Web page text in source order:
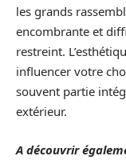
les grands
encombrante et
restreint.
influencer votre
souvent partie
extérieur.
A découvrir